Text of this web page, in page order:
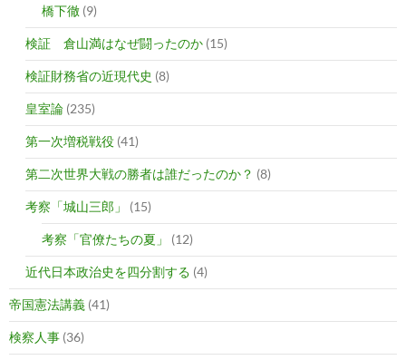
橋下徹 (9)
検証 倉山満はなぜ闘ったのか (15)
検証財務省の近現代史 (8)
皇室論 (235)
第一次増税戦役 (41)
第二次世界大戦の勝者は誰だったのか？ (8)
考察「城山三郎」 (15)
考察「官僚たちの夏」 (12)
近代日本政治史を四分割する (4)
帝国憲法講義 (41)
検察人事 (36)